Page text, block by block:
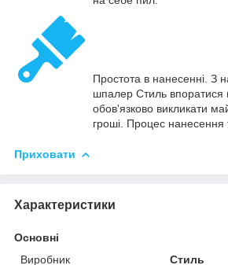
Простота в нанесенні. З
шпалер Стиль впоратися
обов'язково викликати
гроші. Процес нанесення
Приховати
Характеристики
Основні
Виробник
Стиль